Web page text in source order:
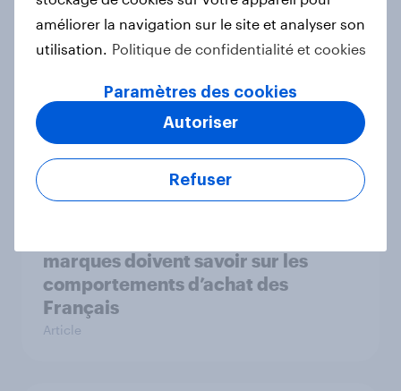
Étude de Cas
How GambleAware used YouGov
insights to tackle gambling harms
marques doivent savoir sur les
comportements d’achat des
Français
Article
améliorer la navigation sur le site et analyser son
utilisation. Politique de confidentialité et cookies
Paramètres des cookies
Refuser
Autoriser